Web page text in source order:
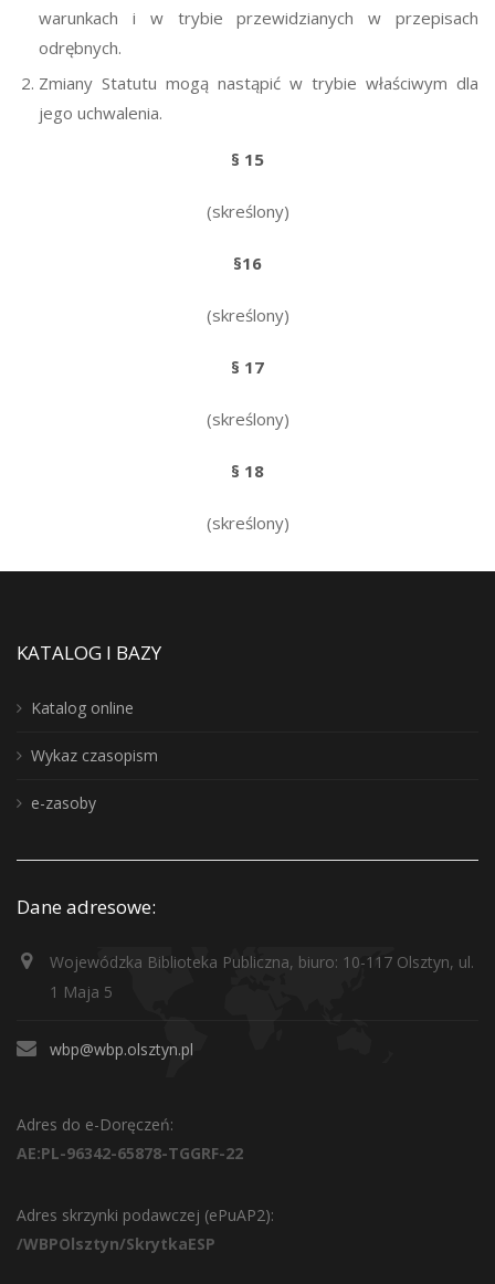
warunkach i w trybie przewidzianych w przepisach
odrębnych.
Zmiany Statutu mogą nastąpić w trybie właściwym dla
jego uchwalenia.
§ 15
(skreślony)
§16
(skreślony)
§ 17
(skreślony)
§ 18
(skreślony)
KATALOG I BAZY
Katalog online
Wykaz czasopism
e-zasoby
Dane adresowe:
Wojewódzka Biblioteka Publiczna, biuro: 10-117 Olsztyn, ul.
1 Maja 5
wbp@wbp.olsztyn.pl
Adres do e-Doręczeń:
AE:PL-96342-65878-TGGRF-22
Adres skrzynki podawczej (ePuAP2):
/WBPOlsztyn/SkrytkaESP